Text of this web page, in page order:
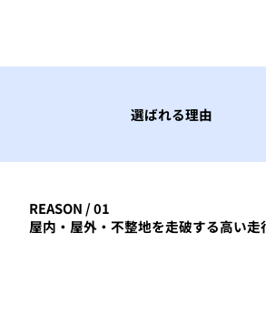
選ばれる理由
REASON / 01
屋内・屋外・不整地を走破する高い走